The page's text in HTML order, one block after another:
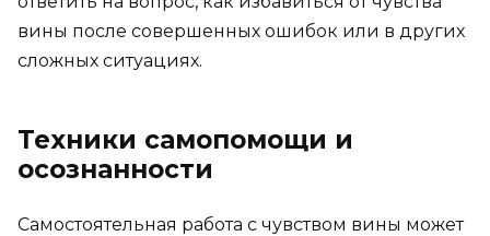
вины после совершенных ошибок или в других
сложных ситуациях.
Техники самопомощи и
осознанности
Самостоятельная работа с чувством вины может